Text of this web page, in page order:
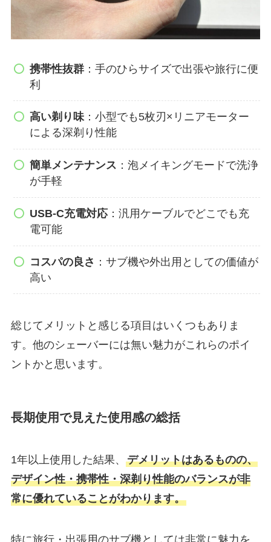
携帯性抜群 ：手のひらサイズで出張や旅行に便
利
高い剃り味：小型でも5枚刃×リニアモーター
による深剃り性能
簡単メンテナンス ：泡メイキングモードで洗浄
が手軽
USB-C充電対応：汎用ケーブルでどこでも充
電可能
コスパの良さ ：サブ機や外出用としての価値が
高い
総じてメリットと感じる項目はいくつもありま
す。他のシェーバーには無い魅力がこれらのポイ
ントかと思います。
長期使用で見えた使用感の総括
1年以上使用した結果、 デメリットはあるものの、
デザイン性・携帯性・深剃り性能のバランスが非
常に優れていることがわかります。
特に旅行・出張用のサブ機としては非常に魅力を